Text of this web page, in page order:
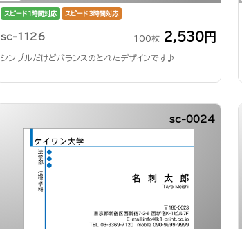
スピード1時間対応 スピード3時間対応
sc-1126 100枚 2,530円
シンプルだけどバランスのとれたデザインです♪
sc-0024